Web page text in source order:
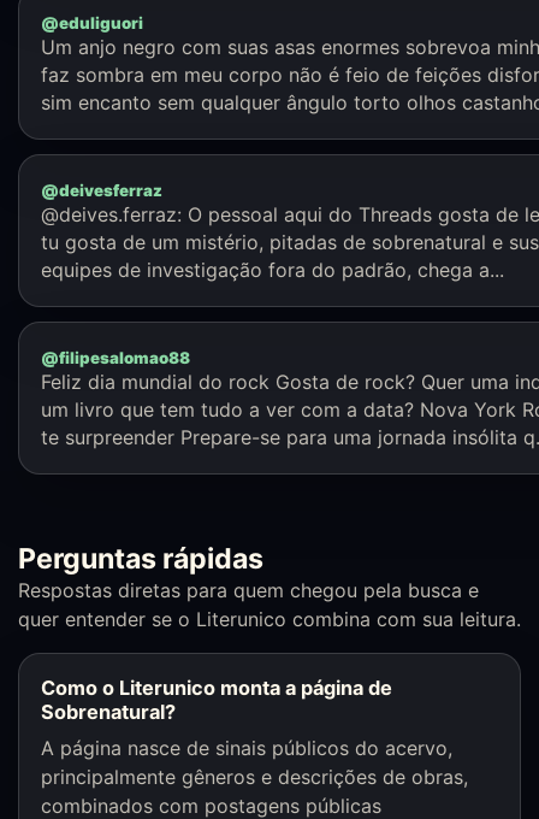
@eduliguori
Um anjo negro com suas asas enormes sobrevoa
faz sombra em meu corpo não é feio de feições
sim encanto sem qualquer ângulo torto olhos
@deivesferraz
@deives.ferraz: O pessoal aqui do Threads gosta de
tu gosta de um mistério, pitadas de sobrenatural e
equipes de investigação fora do padrão, chega a...
@filipesalomao88
Feliz dia mundial do rock Gosta de rock? Quer uma
um livro que tem tudo a ver com a data? Nova York
te surpreender Prepare-se para uma jornada insólita
Perguntas rápidas
Respostas diretas para quem chegou pela busca e
quer entender se o Literunico combina com sua leitura.
Como o Literunico monta a página de
Sobrenatural?
A página nasce de sinais públicos do acervo,
principalmente gêneros e descrições de obras,
combinados com postagens públicas